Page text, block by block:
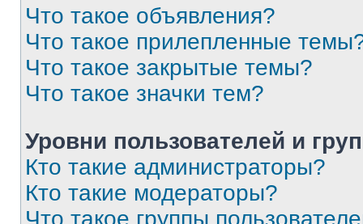
Что такое объявления?
Что такое прилепленные
Что такое закрытые темы?
Что такое значки тем?
Уровни пользователей и
Кто такие администраторы?
Кто такие модераторы?
Что такое группы